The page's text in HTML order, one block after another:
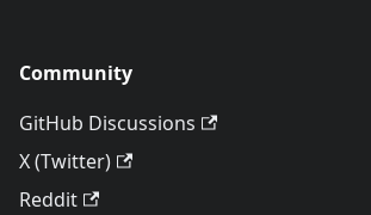
Community
GitHub Discussions
X (Twitter)
Reddit